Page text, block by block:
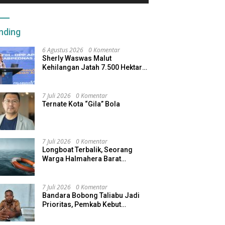
6 Agustus 2026 0 Komentar
Sherly Waswas Malut
Kehilangan Jatah 7.500 Hektare
7 Juli 2026 0 Komentar
Ternate Kota “Gila” Bola
7 Juli 2026 0 Komentar
Longboat Terbalik, Seorang
Warga Halmahera Barat
7 Juli 2026 0 Komentar
Bandara Bobong Taliabu Jadi
Prioritas, Pemkab Kebut